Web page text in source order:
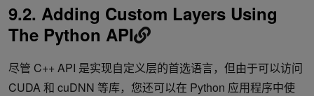
9.2. Adding Custom Layers Using
The Python API
尽管 C++ API 是实现自定义层的首选语言，但由于可以访问
CUDA 和 cuDNN 等库，您还可以在 Python 应用程序中使